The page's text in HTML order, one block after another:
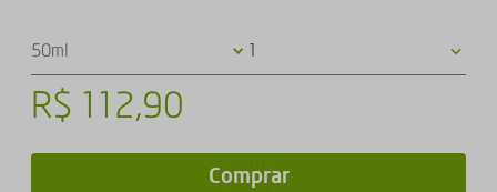
50ml
R$ 112,90
Comprar